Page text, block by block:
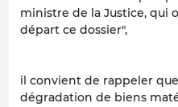
ministre de la Justice, qui
départ ce dossier",
il convient de rappeler
dégradation de biens